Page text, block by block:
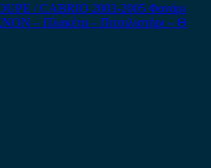
/ CABRIO 2003-2005 Φανάρι
– Πλακέτα – Πιτσιλιστήρι – Θ